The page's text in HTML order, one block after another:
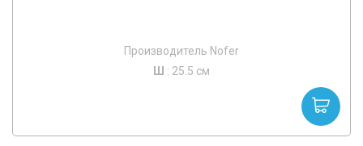
Производитель Nofer
Ш : 25.5 см